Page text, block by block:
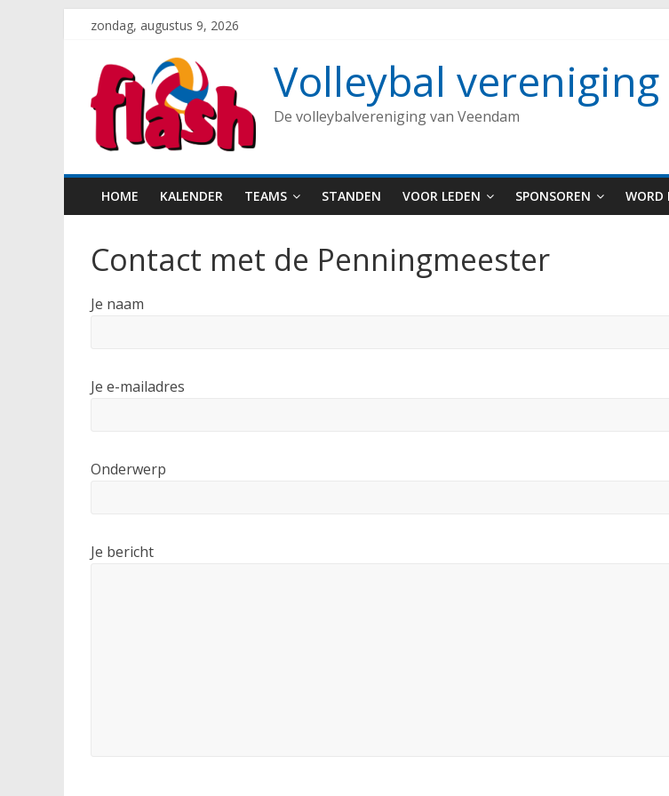
Spring
inhoud
zondag, augustus 9, 2026
Volleybal vereniging
De volleybalvereniging van Veendam
HOME KALENDER TEAMS STANDEN VOOR LEDEN SPONSOREN WORD
Contact met de Penningmeester
Je naam
Je e-mailadres
Onderwerp
Je bericht